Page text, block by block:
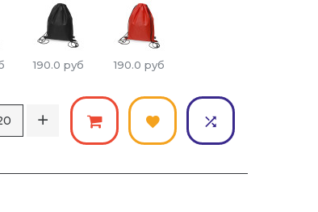
190.0 руб 190.0 руб